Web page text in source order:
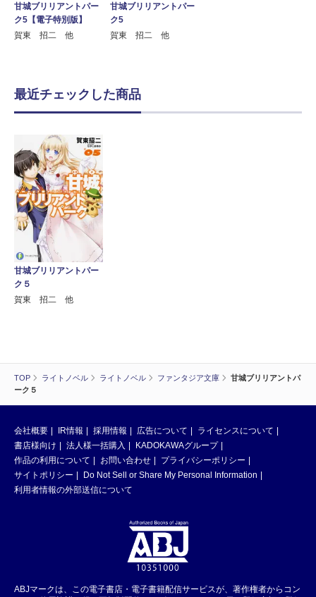
TOP ライトノベル ライトノベル ファンタジア文庫
甘城ブリリアントパ
ーク５
甘城ブリリアントパー
ク5【電子特別版】
賀東 招二 他
甘城ブリリアントパー
ク5
賀東 招二 他
最近チェックした商品
甘城ブリリアントパー
ク５
賀東 招二 他
会社概要 IR情報 採用情報 広告について
ライセンスについて
書店様向け
法人様一括購入
KADOKAWAグループ
作品の利用について
お問い合わせ
プライバシーポリシー
サイトポリシー
Do Not Sell or Share My Personal Information
利用者情報の外部送信について
ABJマークは、この電子書店・電子書籍配信サービスが、著作権者からコン